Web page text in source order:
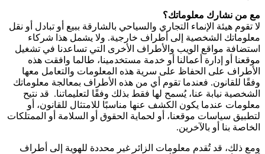
مع من نشارك معلوماتك؟
لا تقوم هيئة الإنماء التجاري والسياحي بالشارقة ببيع أو تبادل أو نقل
معلوماتك الشخصية إلى أطراف خارجية. ولا يشمل هذا شركاء
استضافة مواقع الويب والأطراف الأخرى التي تساعدنا في تشغيل
موقعنا أو إدارة أعمالنا أو خدمة مستخدمينا، طالما وافقت هذه
الأطراف على الحفاظ على سرية هذه المعلومات والتعامل معها
وفقًا للقانون. فعندما تقوم أي من هذه الأطراف بمعالجة معلوماتك
الشخصية نيابة عنا، يُسمح لها فقط بذلك وفقًا لتعليماتنا. قد نتيح
معلومات عندما يكون الكشف عنها مناسبًا للامتثال للقانون، أو
لتطبيق سياسات موقعنا، أو لحماية الحقوق أو السلامة أو الممتلكات
الخاصة بنا أو بالآخرين.
ومع ذلك، قد تُقدم معلومات الزائر غير محددة للهوية إلى أطراف